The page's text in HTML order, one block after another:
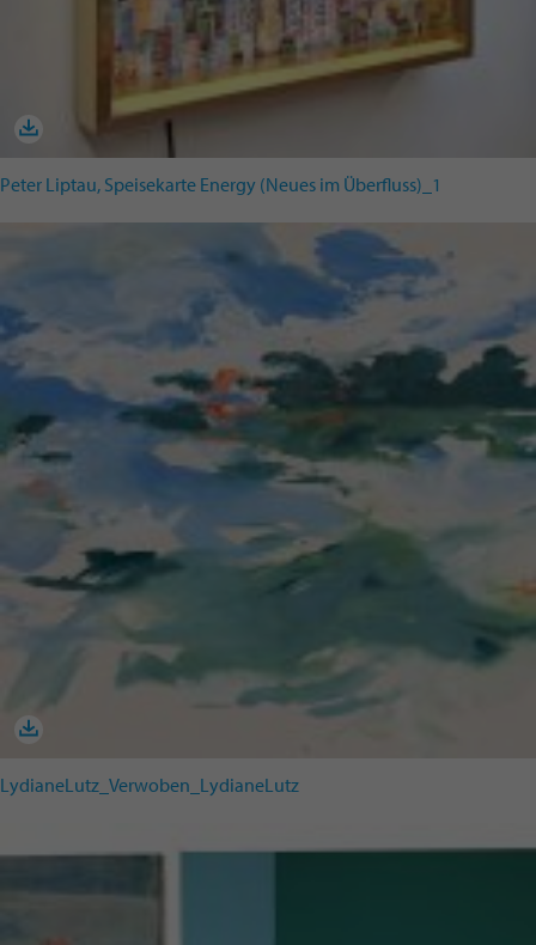
Peter Liptau, Speisekarte Energy (Neues im Überfluss)_1
LydianeLutz_Verwoben_LydianeLutz